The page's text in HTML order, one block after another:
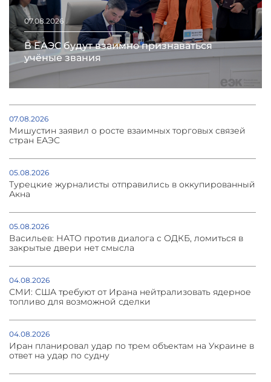
07.08.2026
В ЕАЭС будут взаимно признаваться
учёные звания
07.08.2026
Мишустин заявил о росте взаимных торговых связей
стран ЕАЭС
05.08.2026
Турецкие журналисты отправились в оккупированный
Акна
05.08.2026
Васильев: НАТО против диалога с ОДКБ, ломиться в
закрытые двери нет смысла
04.08.2026
СМИ: США требуют от Ирана нейтрализовать ядерное
топливо для возможной сделки
04.08.2026
Иран планировал удар по трем объектам на Украине в
ответ на удар по судну